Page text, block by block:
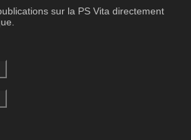
sur la PS Vita directement